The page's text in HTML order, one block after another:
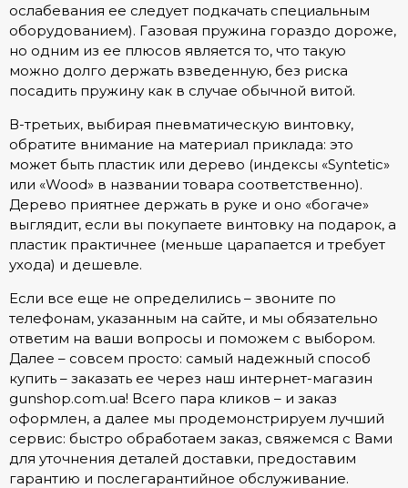
ослабевания ее следует подкачать специальным
оборудованием). Газовая пружина гораздо дороже,
но одним из ее плюсов является то, что такую
можно долго держать взведенную, без риска
посадить пружину как в случае обычной витой.
В-третьих, выбирая пневматическую винтовку,
обратите внимание на материал приклада: это
может быть пластик или дерево (индексы «Syntetic»
или «Wood» в названии товара соответственно).
Дерево приятнее держать в руке и оно «богаче»
выглядит, если вы покупаете винтовку на подарок, а
пластик практичнее (меньше царапается и требует
ухода) и дешевле.
Если все еще не определились – звоните по
телефонам, указанным на сайте, и мы обязательно
ответим на ваши вопросы и поможем с выбором.
Далее – совсем просто: самый надежный способ
купить – заказать ее через наш интернет-магазин
gunshop.com.ua! Всего пара кликов – и заказ
оформлен, а далее мы продемонстрируем лучший
сервис: быстро обработаем заказ, свяжемся с Вами
для уточнения деталей доставки, предоставим
гарантию и послегарантийное обслуживание.